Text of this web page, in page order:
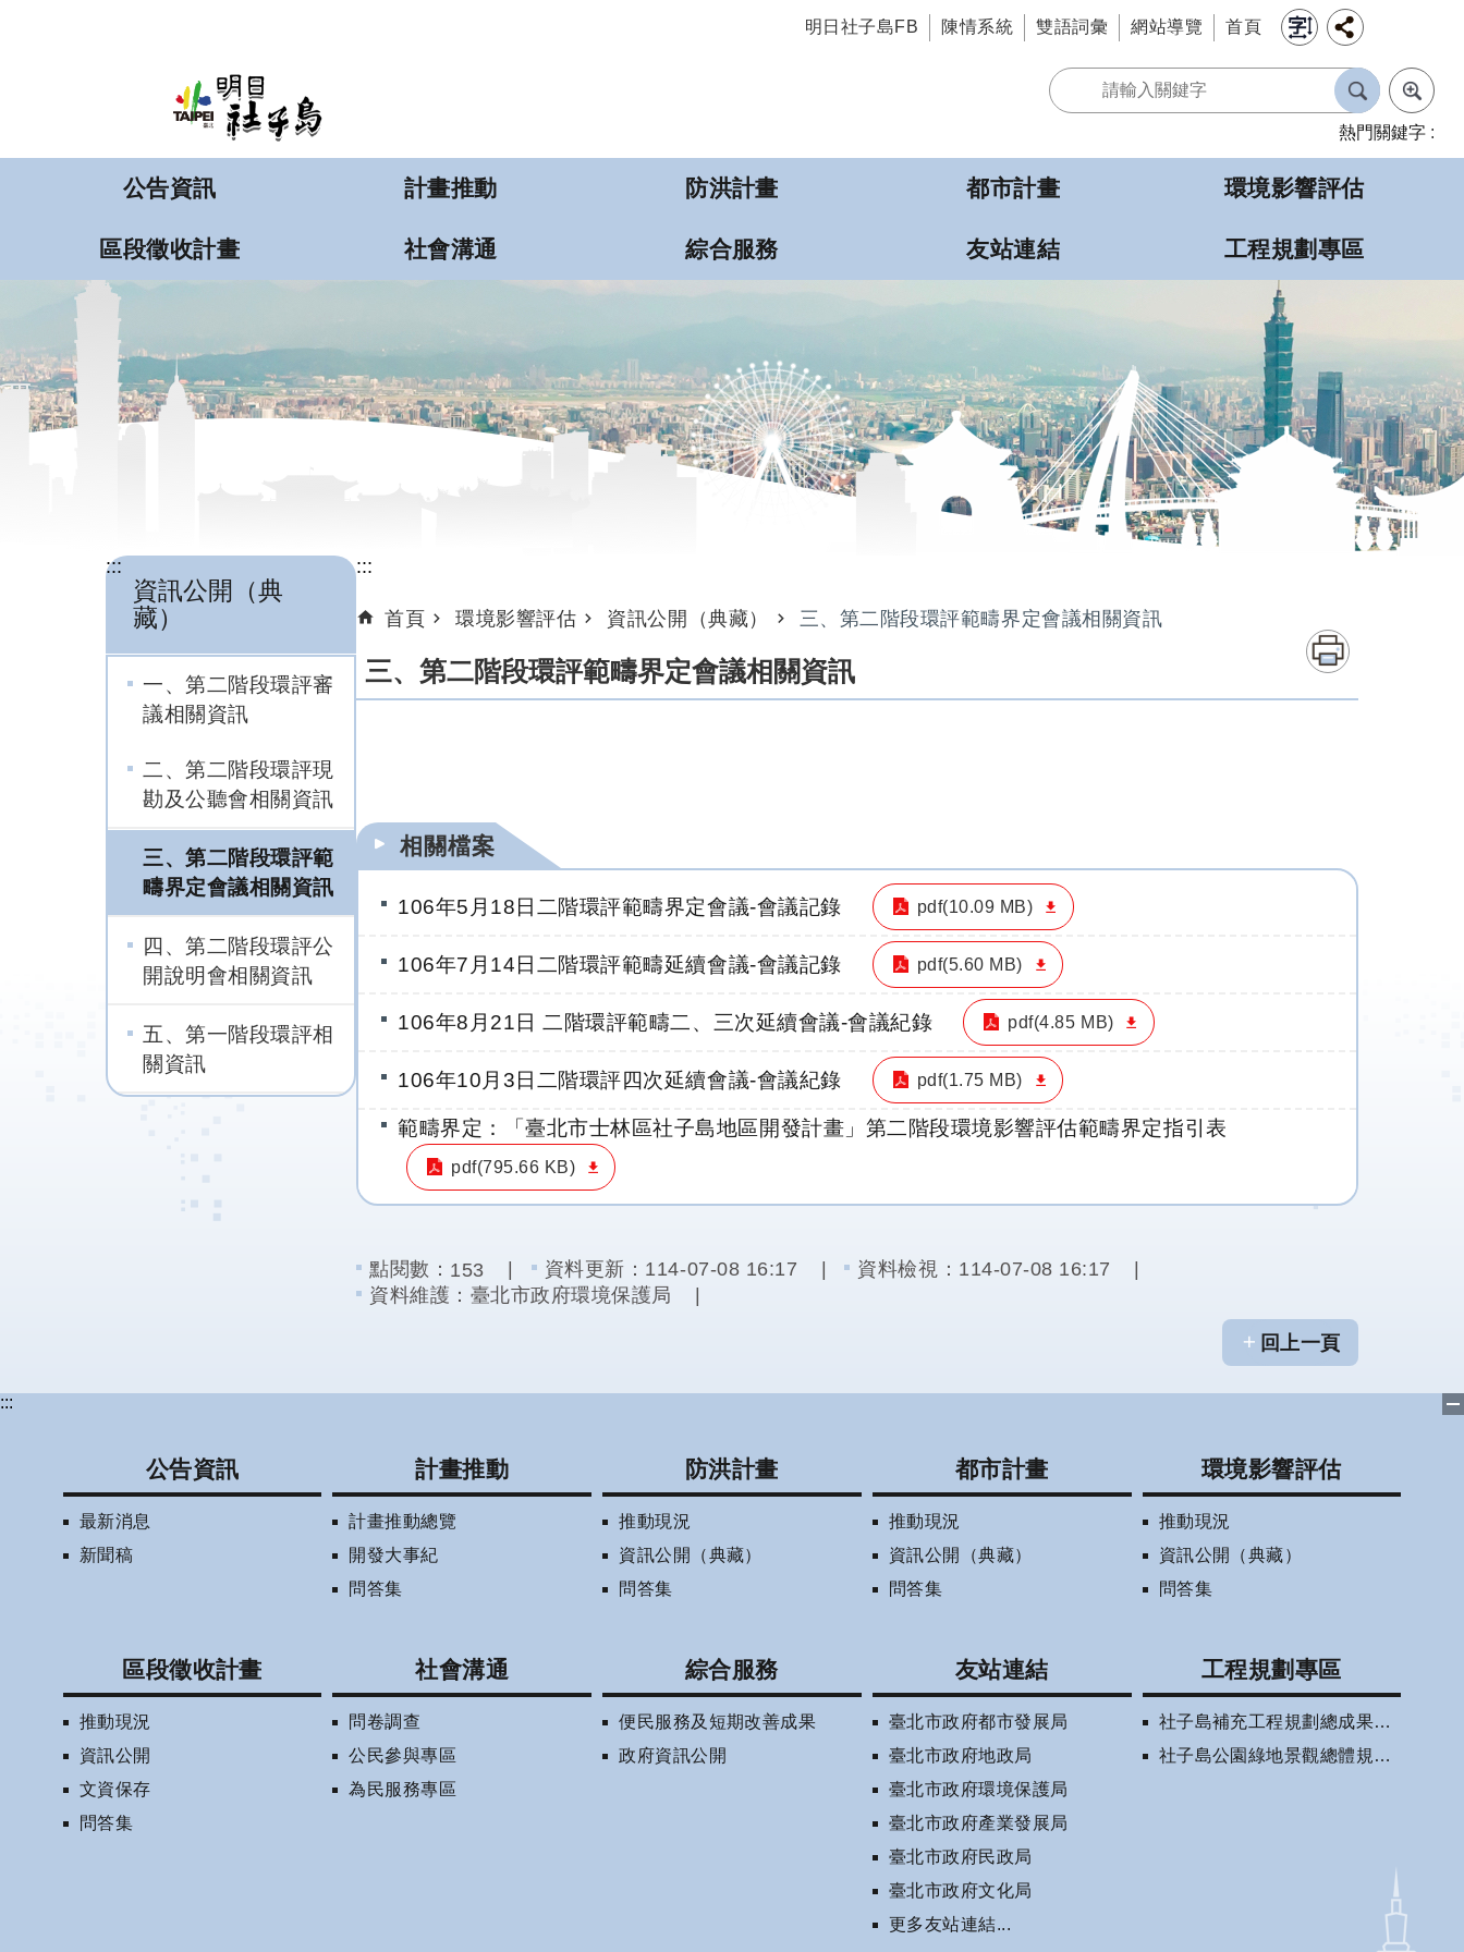
明日社子島FB
陳情系統 雙語詞彙 網站導覽 首頁
熱門關鍵字
公告資訊 計畫推動 防洪計畫 都市計畫 環境影響評估
區段徵收計畫 社會溝通 綜合服務 友站連結 工程規劃專區
:::
資訊公開（典
藏）
一、第二階段環評審
議相關資訊
二、第二階段環評現
勘及公聽會相關資訊
三、第二階段環評範
疇界定會議相關資訊
四、第二階段環評公
開說明會相關資訊
五、第一階段環評相
關資訊
:::
首頁 環境影響評估 資訊公開（典藏） 三、第二階段環評範疇界定會議相關資訊
三、第二階段環評範疇界定會議相關資訊
相關檔案
106年5月18日二階環評範疇界定會議-會議記錄 pdf(10.09 MB)
106年7月14日二階環評範疇延續會議-會議記錄 pdf(5.60 MB)
106年8月21日 二階環評範疇二、三次延續會議-會議紀錄 pdf(4.85 MB)
106年10月3日二階環評四次延續會議-會議紀錄 pdf(1.75 MB)
範疇界定：「臺北市士林區社子島地區開發計畫」第二階段環境影響評估範疇界定指引表
pdf(795.66 KB)
點閱數： 153 資料更新： 114-07-08 16:17 資料檢視： 114-07-08 16:17
資料維護： 臺北市政府環境保護局
回上一頁
:::
公告資訊
最新消息
新聞稿
計畫推動
計畫推動總覽
開發大事紀
問答集
防洪計畫
推動現況
資訊公開（典藏）
問答集
都市計畫
推動現況
資訊公開（典藏）
問答集
環境影響評估
推動現況
資訊公開（典藏）
問答集
區段徵收計畫
推動現況
資訊公開
文資保存
問答集
社會溝通
問卷調查
公民參與專區
為民服務專區
綜合服務
便民服務及短期改善成果
政府資訊公開
友站連結
臺北市政府都市發展局
臺北市政府地政局
臺北市政府環境保護局
臺北市政府產業發展局
臺北市政府民政局
臺北市政府文化局
更多友站連結...
工程規劃專區
社子島補充工程規劃總成果報告書(審定版)
社子島公園綠地景觀總體規劃相關資訊